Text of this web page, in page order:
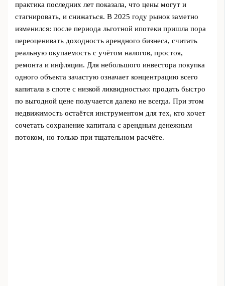
практика последних лет показала, что цены могут и
стагнировать, и снижаться. В 2025 году рынок заметно
изменился: после периода льготной ипотеки пришла пора
переоценивать доходность арендного бизнеса, считать
реальную окупаемость с учётом налогов, простоя,
ремонта и инфляции. Для небольшого инвестора покупка
одного объекта зачастую означает концентрацию всего
капитала в споте с низкой ликвидностью: продать быстро
по выгодной цене получается далеко не всегда. При этом
недвижимость остаётся инструментом для тех, кто хочет
сочетать сохранение капитала с арендным денежным
потоком, но только при тщательном расчёте.